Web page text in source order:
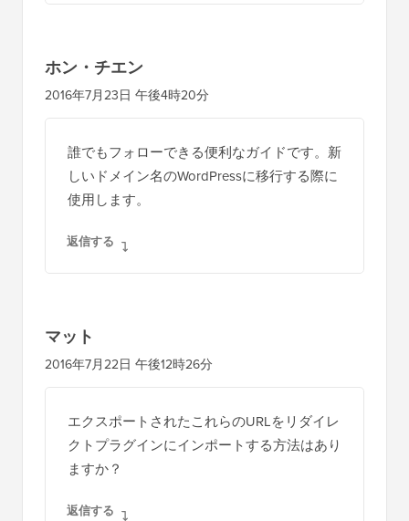
ホン・チエン
2016年7月23日 午後4時20分
誰でもフォローできる便利なガイドです。新
しいドメイン名のWordPressに移行する際に
使用します。
返信する
マット
2016年7月22日 午後12時26分
エクスポートされたこれらのURLをリダイレ
クトプラグインにインポートする方法はあり
ますか？
返信する